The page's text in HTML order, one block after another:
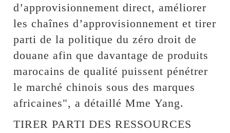
d’approvisionnement direct, améliorer
les chaînes d’approvisionnement et tirer
parti de la politique du zéro droit de
douane afin que davantage de produits
marocains de qualité puissent pénétrer
le marché chinois sous des marques
africaines", a détaillé Mme Yang.
TIRER PARTI DES RESSOURCES